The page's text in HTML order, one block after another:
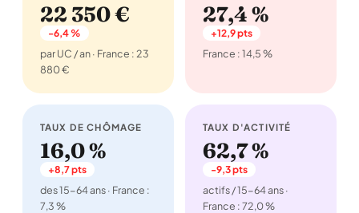
22 350 €
-6,4 %
par UC / an · France : 23
880 €
27,4 %
+12,9 pts
France : 14,5 %
TAUX DE CHÔMAGE
16,0 %
+8,7 pts
des 15-64 ans · France :
7,3 %
TAUX D'ACTIVITÉ
62,7 %
-9,3 pts
actifs / 15-64 ans ·
France : 72,0 %